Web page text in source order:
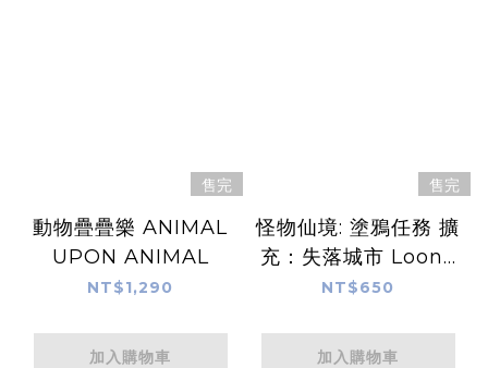
售完
動物疊疊樂 ANIMAL
UPON ANIMAL
NT$1,290
加入購物車
售完
怪物仙境: 塗鴉任務 擴
充：失落城市 Loony
Quest:The Lost
NT$650
加入購物車